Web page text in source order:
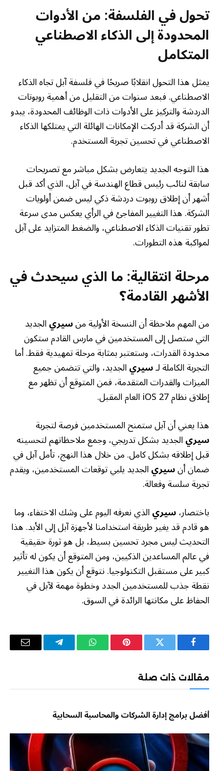
تحول في الفلسفة: من الأدوات
المحدودة إلى الذكاء الاصطناعي
المتكامل
يمثل هذا التحول انقلابًا صريحًا في فلسفة آبل تجاه الذكاء
الاصطناعي. فبعد سنوات من التقليل من أهمية روبوتات
الدردشة والتركيز على الأدوات ذات الوظائف المحدودة، يبدو
أن الشركة قد أدركت الإمكانات الهائلة التي يمتلكها الذكاء
الاصطناعي في تحسين تجربة المستخدم.
هذا التوجه الجديد يتعارض بشكل مباشر مع تصريحات
سابقة لنائب رئيس قطاع الهندسة في آبل، الذي أكد قبل
أشهر أن إطلاق روبوت دردشة ذكي ليس ضمن أولويات
الشركة. هذا التغيير المفاجئ في الرأي يعكس مدى سرعة
تطور تقنيات الذكاء الاصطناعي، والضغط المتزايد على آبل
لمواكبة هذه التطورات.
مرحلة انتقالية: ما الذي سيحدث في
الأشهر القادمة؟
من المهم ملاحظة أن النسخة الأولية منسيريالجديد
التي ستصل إلى المستخدمين في مارس القادم ستكون
محدودة القدرات، وستعتبر بمثابة مرحلة تمهيدية فقط. أما
التجربة الكاملة لـسيريالجديد، والتي تتضمن جميع
الميزات والقدرات المتقدمة، فمن المتوقع أن تظهر مع
إطلاق نظام iOS 27 العام المقبل.
هذا يعني أن آبل ستمنح المستخدمين فرصة لتجربة
سيريالجديد بشكل تدريجي، وجمع ملاحظاتهم لتحسينه
قبل إطلاقه بشكل كامل. من خلال هذا النهج، تأمل آبل في
ضمان أنسيريالجديد يلبي توقعات المستخدمين، ويقدم
تجربة سلسة وفعالة.
باختصار،سيريالذي نعرفه اليوم على وشك الاختفاء، وما
هو قادم قد يغير طريقة استخدامنا لأجهزة آبل إلى الأبد. هذا
التحديث ليس مجرد تحسين بسيط، بل هو ثورة حقيقية
في عالم المساعدين الذكيين، ومن المتوقع أن يكون له تأثير
كبير على مستقبل التكنولوجيا. نتوقع أن يكون هذا التغيير
نقطة جذب للمستخدمين الجدد وخطوة مهمة لآبل في
الحفاظ على مكانتها الرائدة في السوق.
فيسبوك تويتر بينتيريستواتساب تيلقرام
البريد
مقالات ذات صلة
أفضل برامج إدارة الشركات والمحاسبة السحابية